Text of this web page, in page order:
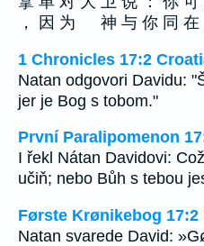
， 因 为 神 与 你 同 在
1 Chronicles 17:2
Natan odgovori Davidu:
jer je Bog s tobom."
První Paralipomenon
I řekl Nátan Davidovi:
učiň; nebo Bůh s tebou
Første Krønikebog 17:2
Natan svarede David: